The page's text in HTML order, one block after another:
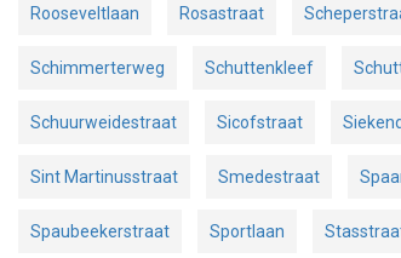
Rooseveltlaan Rosastraat
Schimmerterweg Schuttenkleef
Schuurweidestraat Sicofstraat
Sint Martinusstraat Smedestraat
Spaubeekerstraat Sportlaan